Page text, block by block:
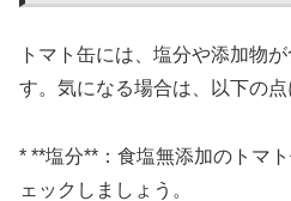
トマト缶には、塩分や添加物
す。気になる場合は、以下の点
* **塩分**：食塩無添加のトマ
ェックしましょう。